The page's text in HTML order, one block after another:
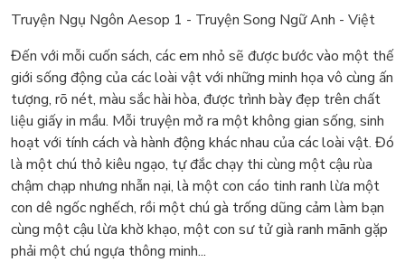
Truyện Ngụ Ngôn Aesop 1 - Truyện Song Ngữ Anh - Việt
Đến với mỗi cuốn sách, các em nhỏ sẽ được bước vào một thế
giới sống động của các loài vật với những minh họa vô cùng ấn
tượng, rõ nét, màu sắc hài hòa, được trình bày đẹp trên chất
liệu giấy in mầu. Mỗi truyện mở ra một không gian sống, sinh
hoạt với tính cách và hành động khác nhau của các loài vật. Đó
là một chú thỏ kiêu ngạo, tự đắc chạy thi cùng một cậu rùa
chậm chạp nhưng nhẫn nại, là một con cáo tinh ranh lừa một
con dê ngốc nghếch, rồi một chú gà trống dũng cảm làm bạn
cùng một cậu lừa khờ khạo, một con sư tử già ranh mãnh gặp
phải một chú ngựa thông minh...